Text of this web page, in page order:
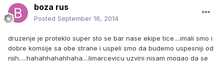
boza rus
Posted September 16, 2014
druzenje je proteklo super sto se bar nase ekipe tice....imali smo i
dobre komsije sa obe strane i uspeli smo da budemo uspesniji od
njih.....hahahhahahhaha....limarcevicu uzvini nisam mogao da se